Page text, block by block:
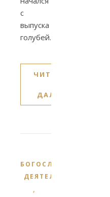
с
выпуска
голубей.
ЧИТАТЬ
ДАЛЕЕ
БОГОСЛУЖЕБНАЯ
ДЕЯТЕЛЬНОСТЬ
,